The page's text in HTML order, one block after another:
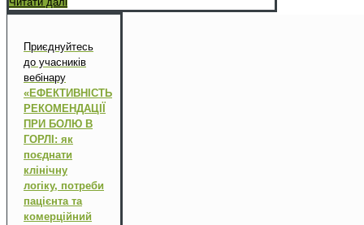
Приєднуйтесь
до учасників
вебінару
«ЕФЕКТИВНІСТЬ
РЕКОМЕНДАЦІЇ
ПРИ БОЛЮ В
ГОРЛІ: як
поєднати
клінічну
логіку, потреби
пацієнта та
комерційний